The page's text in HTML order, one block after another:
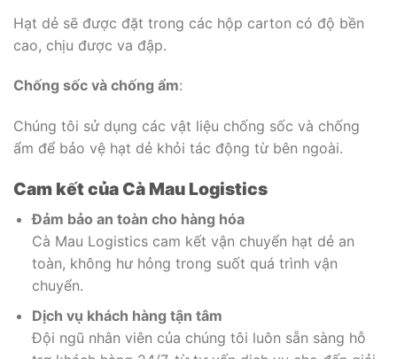
Hạt dẻ sẽ được đặt trong các hộp carton có độ bền
cao, chịu được va đập.
Chống sốc và chống ẩm:
Chúng tôi sử dụng các vật liệu chống sốc và chống
ẩm để bảo vệ hạt dẻ khỏi tác động từ bên ngoài.
Cam kết của Cà Mau Logistics
Đảm bảo an toàn cho hàng hóa
Cà Mau Logistics cam kết vận chuyển hạt dẻ an
toàn, không hư hỏng trong suốt quá trình vận
chuyển.
Dịch vụ khách hàng tận tâm
Đội ngũ nhân viên của chúng tôi luôn sẵn sàng hỗ